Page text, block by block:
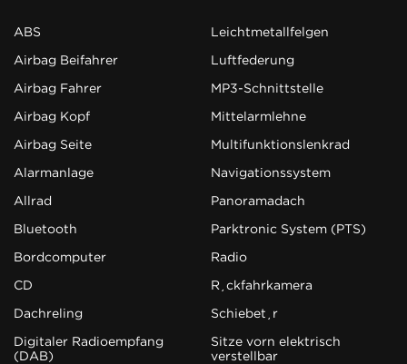
ABS
Airbag Beifahrer
Airbag Fahrer
Airbag Kopf
Airbag Seite
Alarmanlage
Allrad
Bluetooth
Bordcomputer
CD
Dachreling
Digitaler Radioempfang
(DAB)
Leichtmetallfelgen
Luftfederung
MP3-Schnittstelle
Mittelarmlehne
Multifunktionslenkrad
Navigationssystem
Panoramadach
Parktronic System (PTS)
Radio
Rückfahrkamera
Schiebetür
Sitze vorn elektrisch
verstellbar